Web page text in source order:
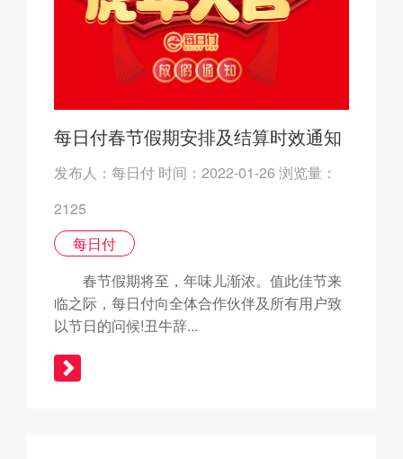
每日付春节假期安排及结算时效通知
发布人：每日付 时间：2022-01-26 浏览量：
2125
每日付
春节假期将至，年味儿渐浓。值此佳节来
临之际，每日付向全体合作伙伴及所有用户致
以节日的问候!丑牛辞...